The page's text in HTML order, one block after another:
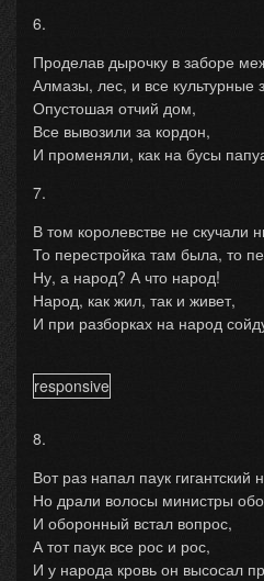
6.
Проделав дырочку в заборе
Алмазы, лес, и все культурные
Опустошая отчий дом,
Все вывозили за кордон,
И променяли, как на бусы
7.
В том королевстве не скучали
То перестройка там была, то
Ну, а народ? А что народ!
Народ, как жил, так и живет,
И при разборках на народ
responsive
8.
Вот раз напал паук гигантский
Но драли волосы министры
И оборонный встал вопрос,
А тот паук все рос и рос,
И у народа кровь он высосал